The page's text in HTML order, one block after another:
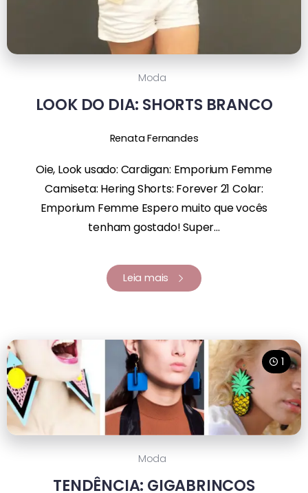
Moda
LOOK DO DIA: SHORTS BRANCO
Renata Fernandes
Oie, Look usado: Cardigan: Emporium Femme
Camiseta: Hering Shorts: Forever 21 Colar:
Emporium Femme Espero muito que vocês
tenham gostado! Super...
Leia mais
1
Moda
TENDÊNCIA: GIGABRINCOS